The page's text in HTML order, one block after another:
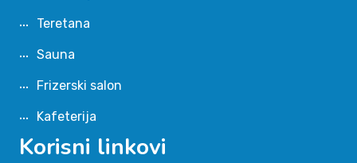
Teretana
Sauna
Frizerski salon
Kafeterija
Korisni linkovi